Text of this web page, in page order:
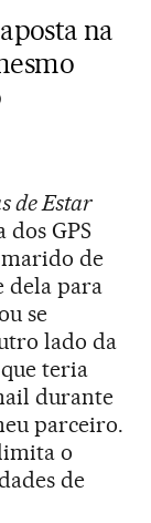
na
de Estar
GPS
de
dela para
se
lado da
teria
durante
parceiro.
o
de